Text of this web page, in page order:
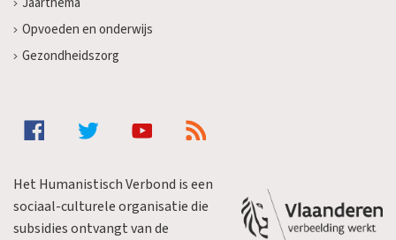
Opvoeden en onderwijs
Gezondheidszorg
Het Humanistisch Verbond is een
sociaal-culturele organisatie die
subsidies ontvangt van de